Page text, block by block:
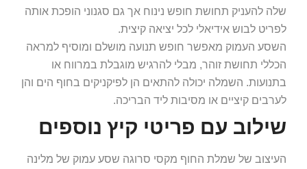
שלה להעניק תחושת חופש נינוח אך גם סגנוני הופכת אותה
לפריט לבוש אידיאלי לכל יציאה קיצית.
השסע העמוק מאפשר חופש תנועה מושלם ומוסיף למראה
הכללי תחושת זוהר, מבלי להרגיש מוגבלת במרווח או
בתנועות. השמלה יכולה להתאים הן לפיקניקים בחוף הים והן
לערבים קיציים או מסיבות ליד הבריכה.
שילוב עם פריטי קיץ נוספים
העיצוב של שמלת החוף מקסי סרוגה שסע עמוק של מלינה